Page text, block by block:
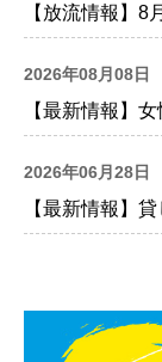
【放流情報】8
2026年08月08日
【最新情報】
2026年06月28日
【最新情報】